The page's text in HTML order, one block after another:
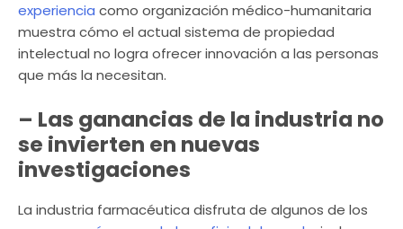
experiencia como organización médico-humanitaria
muestra cómo el actual sistema de propiedad
intelectual no logra ofrecer innovación a las personas
que más la necesitan.
– Las ganancias de la industria no
se invierten en nuevas
investigaciones
La industria farmacéutica disfruta de algunos de los